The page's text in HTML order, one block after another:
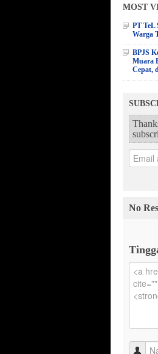
MOST
PT TeL
Warga
BPJS
Muara
Cepat,
No